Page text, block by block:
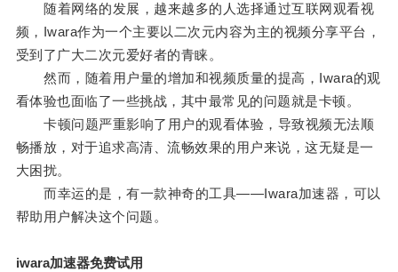
随着网络的发展，越来越多的人选择通过互联网观看视
频，Iwara作为一个主要以二次元内容为主的视频分享平台，
受到了广大二次元爱好者的青睐。
然而，随着用户量的增加和视频质量的提高，Iwara的观
看体验也面临了一些挑战，其中最常见的问题就是卡顿。
卡顿问题严重影响了用户的观看体验，导致视频无法顺
畅播放，对于追求高清、流畅效果的用户来说，这无疑是一
大困扰。
而幸运的是，有一款神奇的工具——Iwara加速器，可以
帮助用户解决这个问题。
iwara加速器免费试用